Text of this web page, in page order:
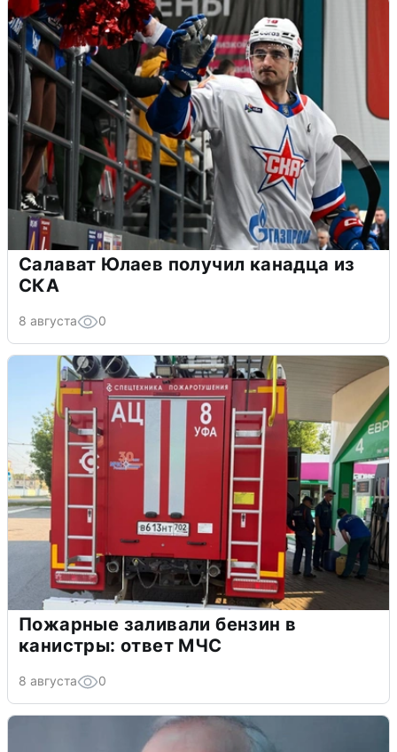
Салават Юлаев получил канадца из
СКА
8 августа 0
Пожарные заливали бензин в
канистры: ответ МЧС
8 августа 0